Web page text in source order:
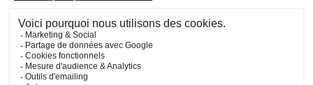
PRODUITS 
NOS SERVICES